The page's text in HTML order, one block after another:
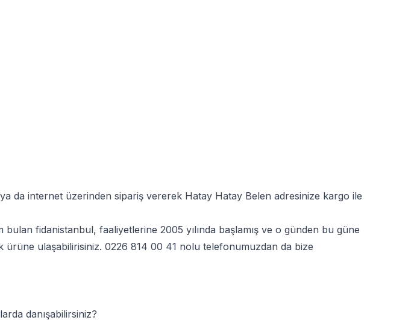
da internet üzerinden sipariş vererek Hatay Hatay Belen adresinize kargo ile
fidanistanbul, faaliyetlerine 2005 yılında başlamış ve o günden bu güne
ürüne ulaşabilirisiniz. 0226 814 00 41 nolu telefonumuzdan da bize
danışabilirsiniz?